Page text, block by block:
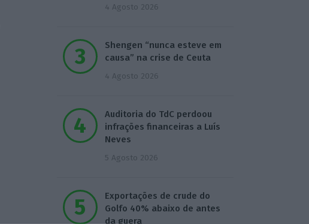
4 Agosto 2026
Shengen “nunca esteve em
causa” na crise de Ceuta
4 Agosto 2026
Auditoria do TdC perdoou
infrações financeiras a Luís
Neves
5 Agosto 2026
Exportações de crude do
Golfo 40% abaixo de antes
da guera